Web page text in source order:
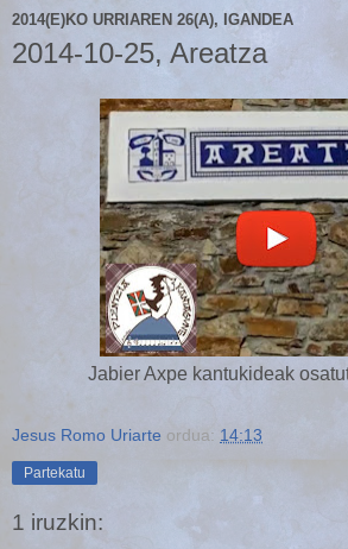
2014(E)KO URRIAREN 26(A), IGANDEA
2014-10-25, Areatza
Jabier Axpe kantukideak
Jesus Romo Uriarte ordua: 14:13
Partekatu
1 iruzkin: